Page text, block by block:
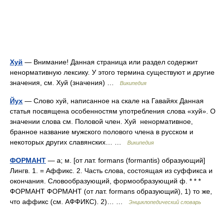
Хуй — Внимание! Данная страница или раздел содержит
ненормативную лексику. У этого термина существуют и другие
значения, см. Хуй (значения) …
Википедия
Йух — Слово хуй, написанное на скале на Гавайях Данная
статья посвящена особенностям употребления слова «хуй». О
значении слова см. Половой член. Хуй ненормативное,
бранное название мужского полового члена в русском и
некоторых других славянских… …
Википедия
ФОРМАНТ — а; м. [от лат. formans (formantis) образующий]
Лингв. 1. = Аффикс. 2. Часть слова, состоящая из суффикса и
окончания. Словообразующий, формообразующий ф. * * *
ФОРМАНТ ФОРМАНТ (от лат. formans образующий), 1) то же,
что аффикс (см. АФФИКС). 2)… …
Энциклопедический словарь